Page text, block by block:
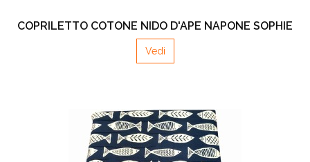
COPRILETTO COTONE NIDO D'APE NAPONE SOPHIE
Vedi